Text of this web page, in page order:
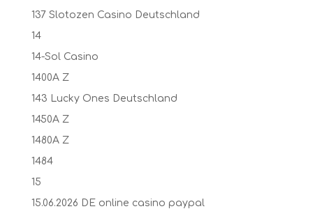
137 Slotozen Casino Deutschland
14
14-Sol Casino
1400A Z
143 Lucky Ones Deutschland
1450A Z
1480A Z
1484
15
15.06.2026 DE online casino paypal